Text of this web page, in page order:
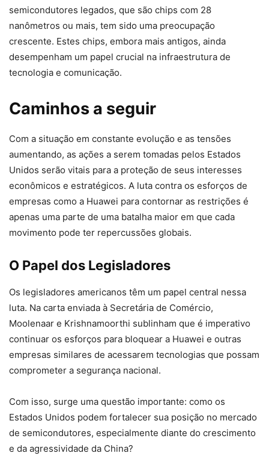
semicondutores legados, que são chips com 28
nanômetros ou mais, tem sido uma preocupação
crescente. Estes chips, embora mais antigos, ainda
desempenham um papel crucial na infraestrutura de
tecnologia e comunicação.
Caminhos a seguir
Com a situação em constante evolução e as tensões
aumentando, as ações a serem tomadas pelos Estados
Unidos serão vitais para a proteção de seus interesses
econômicos e estratégicos. A luta contra os esforços de
empresas como a Huawei para contornar as restrições é
apenas uma parte de uma batalha maior em que cada
movimento pode ter repercussões globais.
O Papel dos Legisladores
Os legisladores americanos têm um papel central nessa
luta. Na carta enviada à Secretária de Comércio,
Moolenaar e Krishnamoorthi sublinham que é imperativo
continuar os esforços para bloquear a Huawei e outras
empresas similares de acessarem tecnologias que possam
comprometer a segurança nacional.
Com isso, surge uma questão importante: como os
Estados Unidos podem fortalecer sua posição no mercado
de semicondutores, especialmente diante do crescimento
e da agressividade da China?